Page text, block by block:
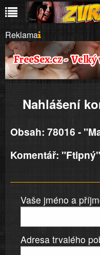
Reklama
Nahlášení
Obsah: 78016 -
Komentář: "Ftipný"
Vaše jméno a
Adresa trvalého